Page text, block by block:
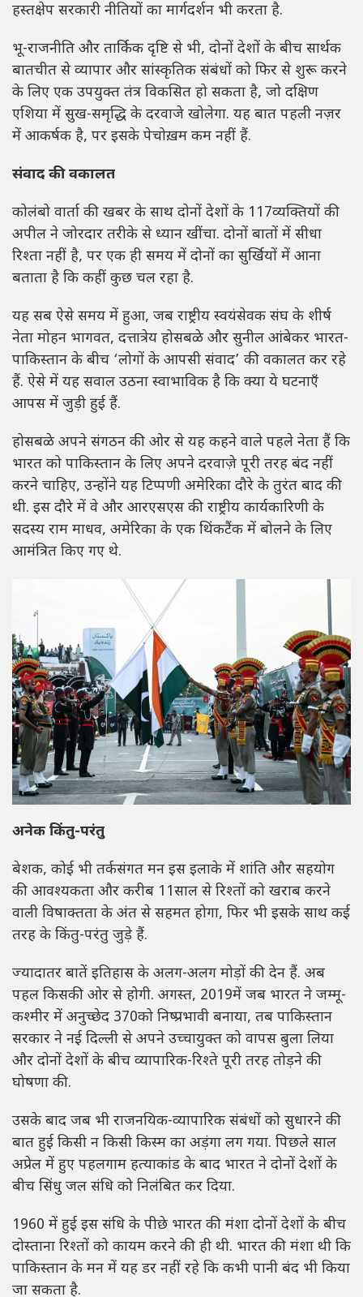
हस्तक्षेप सरकारी नीतियों का मार्गदर्शन भी करता है.
भू-राजनीति और तार्किक दृष्टि से भी, दोनों देशों के बीच सार्थक
बातचीत से व्यापार और सांस्कृतिक संबंधों को फिर से शुरू करने
के लिए एक उपयुक्त तंत्र विकसित हो सकता है, जो दक्षिण
एशिया में सुख-समृद्धि के दरवाजे खोलेगा. यह बात पहली नज़र
में आकर्षक है, पर इसके पेचोख़म कम नहीं हैं.
संवाद की वकालत
कोलंबो वार्ता की खबर के साथ दोनों देशों के 117व्यक्तियों की
अपील ने जोरदार तरीके से ध्यान खींचा. दोनों बातों में सीधा
रिश्ता नहीं है, पर एक ही समय में दोनों का सुर्खियों में आना
बताता है कि कहीं कुछ चल रहा है.
यह सब ऐसे समय में हुआ, जब राष्ट्रीय स्वयंसेवक संघ के शीर्ष
नेता मोहन भागवत, दत्तात्रेय होसबळे और सुनील आंबेकर भारत-
पाकिस्तान के बीच ‘लोगों के आपसी संवाद’ की वकालत कर रहे
हैं. ऐसे में यह सवाल उठना स्वाभाविक है कि क्या ये घटनाएँ
आपस में जुड़ी हुई हैं.
होसबळे अपने संगठन की ओर से यह कहने वाले पहले नेता हैं कि
भारत को पाकिस्तान के लिए अपने दरवाज़े पूरी तरह बंद नहीं
करने चाहिए, उन्होंने यह टिप्पणी अमेरिका दौरे के तुरंत बाद की
थी. इस दौरे में वे और आरएसएस की राष्ट्रीय कार्यकारिणी के
सदस्य राम माधव, अमेरिका के एक थिंकटैंक में बोलने के लिए
आमंत्रित किए गए थे.
अनेक किंतु-परंतु
बेशक, कोई भी तर्कसंगत मन इस इलाके में शांति और सहयोग
की आवश्यकता और करीब 11साल से रिश्तों को खराब करने
वाली विषाक्तता के अंत से सहमत होगा, फिर भी इसके साथ कई
तरह के किंतु-परंतु जुड़े हैं.
ज्यादातर बातें इतिहास के अलग-अलग मोड़ों की देन हैं. अब
पहल किसकी ओर से होगी. अगस्त, 2019में जब भारत ने जम्मू-
कश्मीर में अनुच्छेद 370को निष्प्रभावी बनाया, तब पाकिस्तान
सरकार ने नई दिल्ली से अपने उच्चायुक्त को वापस बुला लिया
और दोनों देशों के बीच व्यापारिक-रिश्ते पूरी तरह तोड़ने की
घोषणा की.
उसके बाद जब भी राजनयिक-व्यापारिक संबंधों को सुधारने की
बात हुई किसी न किसी किस्म का अड़ंगा लग गया. पिछले साल
अप्रेल में हुए पहलगाम हत्याकांड के बाद भारत ने दोनों देशों के
बीच सिंधु जल संधि को निलंबित कर दिया.
1960 में हुई इस संधि के पीछे भारत की मंशा दोनों देशों के बीच
दोस्ताना रिश्तों को कायम करने की ही थी. भारत की मंशा थी कि
पाकिस्तान के मन में यह डर नहीं रहे कि कभी पानी बंद भी किया
जा सकता है.